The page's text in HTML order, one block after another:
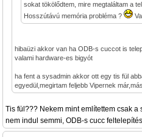
sokat tökölődtem, mire megtaláltam a
Hosszútávú memória probléma ?
hibaüzi akkor van ha ODB-s cuccot is
valami hardware-es bigyót
ha fent a sysadmin akkor ott egy tis fül
egyedül,megirtam feljebb Vipernek
Tis fül??? Nekem mint említettem csak
nem indul semmi, ODB-s cucc